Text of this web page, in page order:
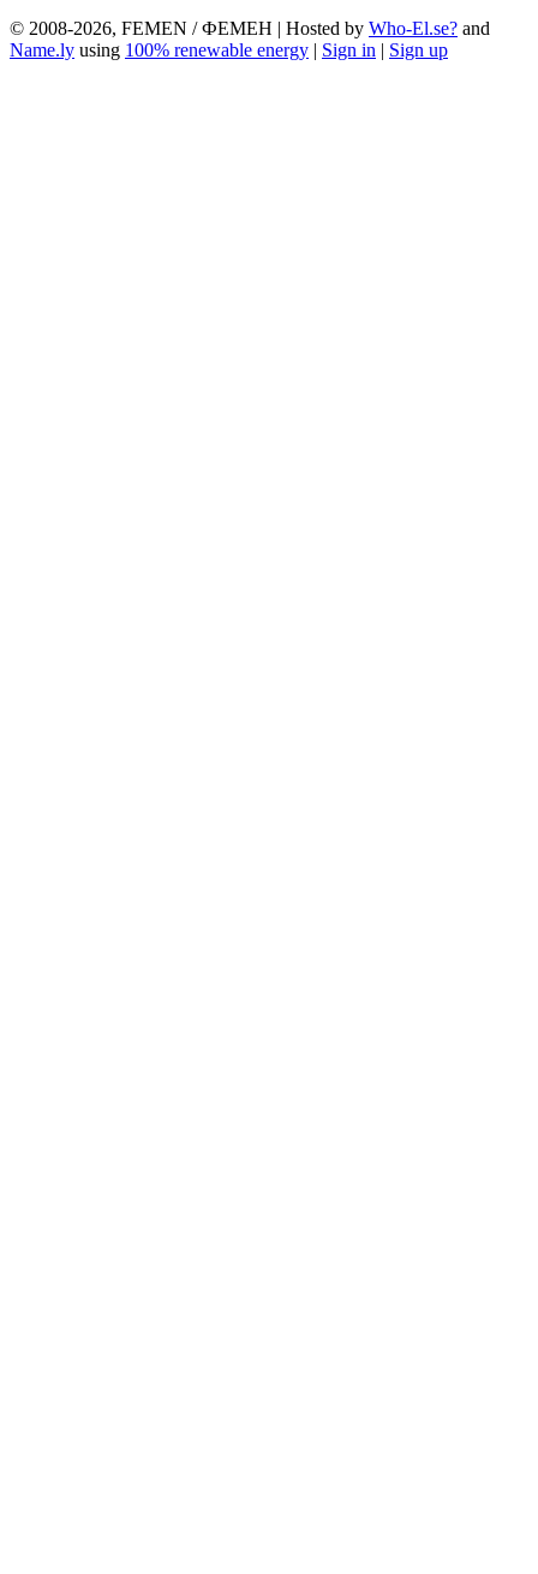
© 2008-2026, FEMEN / ФЕМЕН | Hosted by Who-El.se? and
Name.ly using 100% renewable energy | Sign in | Sign up